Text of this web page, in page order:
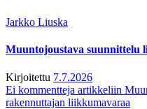
Jarkko Liuska
Muuntojoustava suunnittelu
Kirjoitettu 7.7.2026
Ei kommentteja artikkeliin
rakennuttajan liikkumavaraa